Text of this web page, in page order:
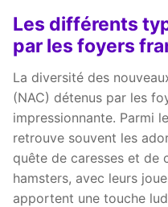
Les différents
par les foyers
La diversité des
(NAC) détenus par les
impressionnante. Parmi
retrouve souvent les
quête de caresses et de
hamsters, avec leurs
apportent une touche